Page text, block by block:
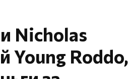
Nicholas
Young Roddo,